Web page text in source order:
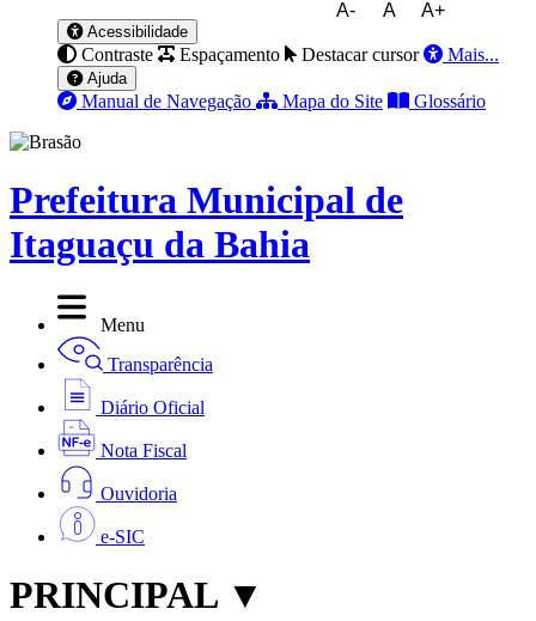
A- A A+
Acessibilidade
Contraste Espaçamento Destacar cursor Mais...
Ajuda
Manual de Navegação Mapa do Site Glossário
Prefeitura Municipal de
Itaguaçu da Bahia
Menu
Transparência
Diário Oficial
Nota Fiscal
Ouvidoria
e-SIC
PRINCIPAL ▼